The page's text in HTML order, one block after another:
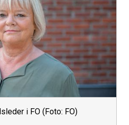
i FO (Foto: FO)